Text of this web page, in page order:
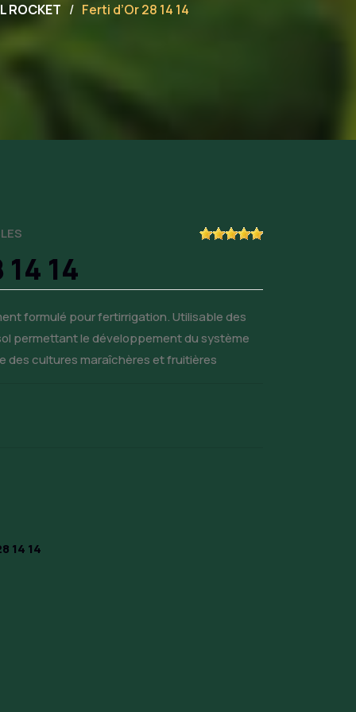
ROCKET Ferti d’Or 28 14 14
14
formulé pour fertirrigation. Utilisable des
permettant le développement du système
des cultures maraîchères et fruitières
14 14